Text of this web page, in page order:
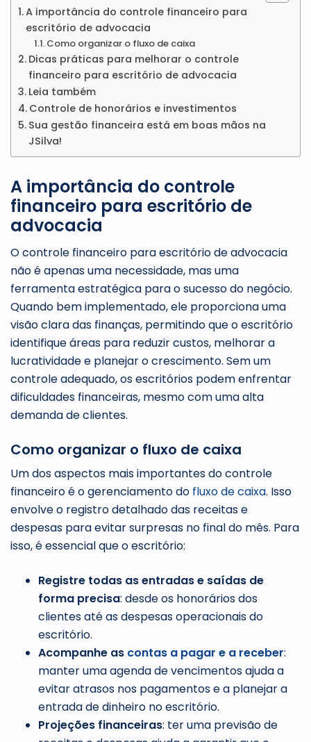
A importância do controle financeiro para
escritório de advocacia
Como organizar o fluxo de caixa
Dicas práticas para melhorar o controle
financeiro para escritório de advocacia
Leia também
Controle de honorários e investimentos
Sua gestão financeira está em boas mãos na
JSilva!
A importância do controle
financeiro para escritório de
advocacia
O controle financeiro para escritório de advocacia
não é apenas uma necessidade, mas uma
ferramenta estratégica para o sucesso do negócio.
Quando bem implementado, ele proporciona uma
visão clara das finanças, permitindo que o escritório
identifique áreas para reduzir custos, melhorar a
lucratividade e planejar o crescimento. Sem um
controle adequado, os escritórios podem enfrentar
dificuldades financeiras, mesmo com uma alta
demanda de clientes.
Como organizar o fluxo de caixa
Um dos aspectos mais importantes do controle
financeiro é o gerenciamento do fluxo de caixa. Isso
envolve o registro detalhado das receitas e
despesas para evitar surpresas no final do mês. Para
isso, é essencial que o escritório:
Registre todas as entradas e saídas de
forma precisa: desde os honorários dos
clientes até as despesas operacionais do
escritório.
Acompanhe as contas a pagar e a receber:
manter uma agenda de vencimentos ajuda a
evitar atrasos nos pagamentos e a planejar a
entrada de dinheiro no escritório.
Projeções financeiras: ter uma previsão de